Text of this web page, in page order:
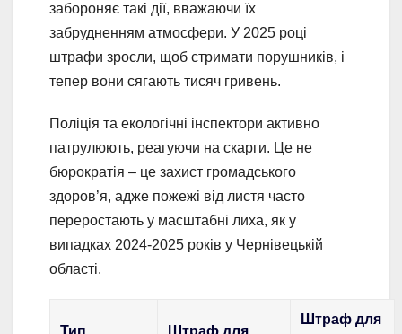
забороняє такі дії, вважаючи їх
забрудненням атмосфери. У 2025 році
штрафи зросли, щоб стримати порушників, і
тепер вони сягають тисяч гривень.
Поліція та екологічні інспектори активно
патрулюють, реагуючи на скарги. Це не
бюрократія – це захист громадського
здоров’я, адже пожежі від листя часто
переростають у масштабні лиха, як у
випадках 2024-2025 років у Чернівецькій
області.
Штраф для